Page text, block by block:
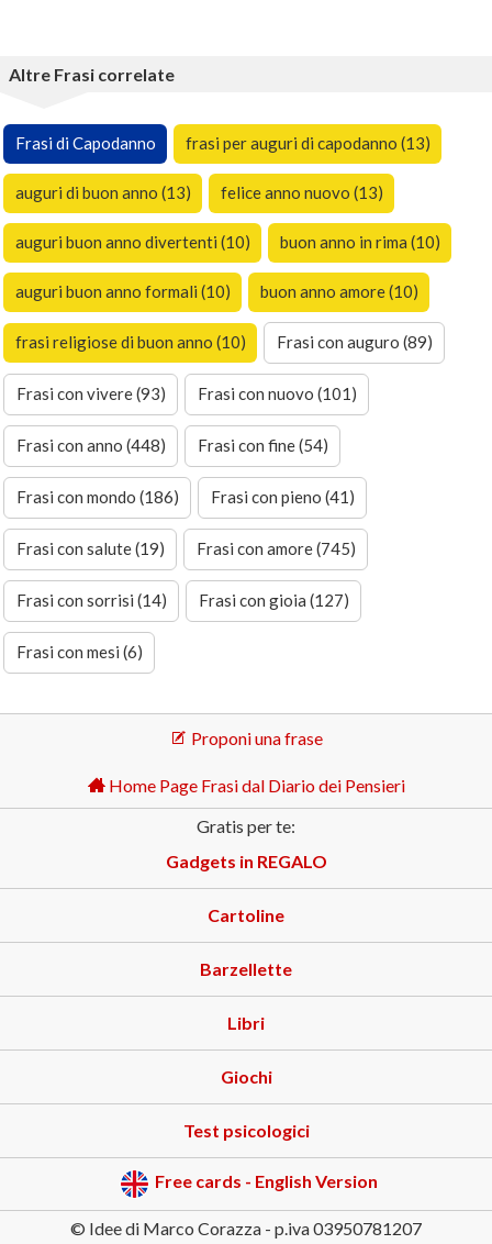
Altre Frasi correlate
Frasi di Capodanno frasi per auguri di capodanno (13)
auguri di buon anno (13) felice anno nuovo (13)
auguri buon anno divertenti (10) buon anno in rima (10)
auguri buon anno formali (10) buon anno amore (10)
frasi religiose di buon anno (10) Frasi con auguro (89)
Frasi con vivere (93) Frasi con nuovo (101)
Frasi con anno (448) Frasi con fine (54)
Frasi con mondo (186) Frasi con pieno (41)
Frasi con salute (19) Frasi con amore (745)
Frasi con sorrisi (14) Frasi con gioia (127)
Frasi con mesi (6)
Proponi una frase
Home Page Frasi dal Diario dei Pensieri
Gratis per te:
Gadgets in REGALO
Cartoline
Barzellette
Libri
Giochi
Test psicologici
Free cards - English Version
© Idee di Marco Corazza - p.iva 03950781207